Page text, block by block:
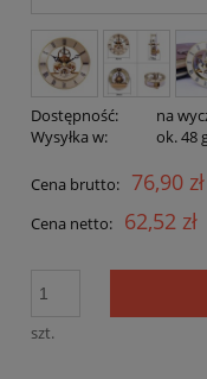
Dostępność:
na
Wysyłka w:
ok. 48
Cena brutto: 76,90 zł
Cena netto: 62,52 zł
szt.